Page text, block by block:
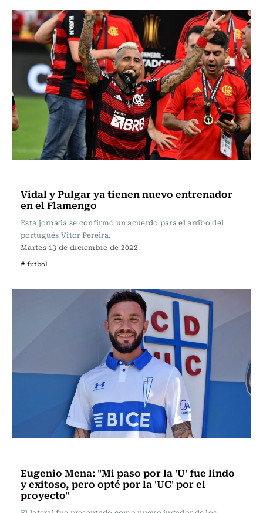
Vidal y Pulgar ya tienen nuevo entrenador
en el Flamengo
Esta jornada se confirmó un acuerdo para el arribo del
portugués Vitor Pereira.
Martes 13 de diciembre de 2022
# futbol
Eugenio Mena: "Mi paso por la 'U' fue lindo
y exitoso, pero opté por la 'UC' por el
proyecto"